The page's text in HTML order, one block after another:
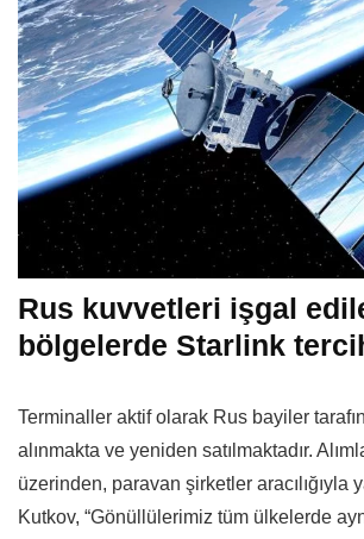
Rus kuvvetleri işgal
bölgelerde Starlink
Terminaller aktif olarak Rus bayiler
alınmakta ve yeniden satılmaktadır.
üzerinden, paravan şirketler aracılığıyla
Kutkov, “Gönüllülerimiz tüm ülkelerde